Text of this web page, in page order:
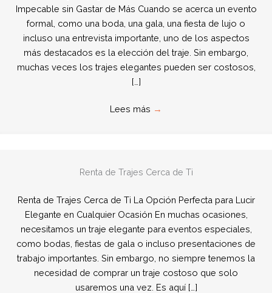
Impecable sin Gastar de Más Cuando se acerca un evento
formal, como una boda, una gala, una fiesta de lujo o
incluso una entrevista importante, uno de los aspectos
más destacados es la elección del traje. Sin embargo,
muchas veces los trajes elegantes pueden ser costosos,
[…]
Lees más →
Renta de Trajes Cerca de Ti
Renta de Trajes Cerca de Ti La Opción Perfecta para Lucir
Elegante en Cualquier Ocasión En muchas ocasiones,
necesitamos un traje elegante para eventos especiales,
como bodas, fiestas de gala o incluso presentaciones de
trabajo importantes. Sin embargo, no siempre tenemos la
necesidad de comprar un traje costoso que solo
usaremos una vez. Es aquí […]